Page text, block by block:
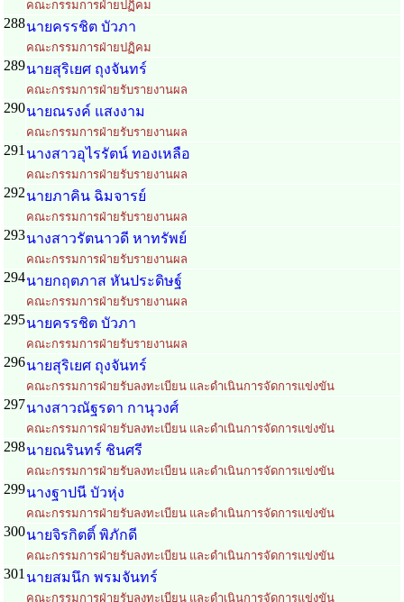
คณะกรรมการฝ่ายปฏิคม
288นายครรชิต บัวภา
คณะกรรมการฝ่ายปฏิคม
289นายสุริเยศ ถุงจันทร์
คณะกรรมการฝ่ายรับรายงานผล
290นายณรงค์ แสงงาม
คณะกรรมการฝ่ายรับรายงานผล
291 นางสาวอุไรรัตน์ ทองเหลือ
คณะกรรมการฝ่ายรับรายงานผล
292นายภาคิน ฉิมจารย์
คณะกรรมการฝ่ายรับรายงานผล
293นางสาวรัตนาวดี หาทรัพย์
คณะกรรมการฝ่ายรับรายงานผล
294นายกฤตภาส หันประดิษฐ์
คณะกรรมการฝ่ายรับรายงานผล
295นายครรชิต บัวภา
คณะกรรมการฝ่ายรับรายงานผล
296นายสุริเยศ ถุงจันทร์
คณะกรรมการฝ่ายรับลงทะเบียน และดำเนินการจัดการแข่งขัน
297นางสาวณัฐรดา กานุวงศ์
คณะกรรมการฝ่ายรับลงทะเบียน และดำเนินการจัดการแข่งขัน
298นายณรินทร์ ชินศรี
คณะกรรมการฝ่ายรับลงทะเบียน และดำเนินการจัดการแข่งขัน
299นางฐาปนี บัวหุ่ง
คณะกรรมการฝ่ายรับลงทะเบียน และดำเนินการจัดการแข่งขัน
300นายจิรกิตติ์ พิภักดี
คณะกรรมการฝ่ายรับลงทะเบียน และดำเนินการจัดการแข่งขัน
301 นายสมนึก พรมจันทร์
คณะกรรมการฝ่ายรับลงทะเบียน และดำเนินการจัดการแข่งขัน